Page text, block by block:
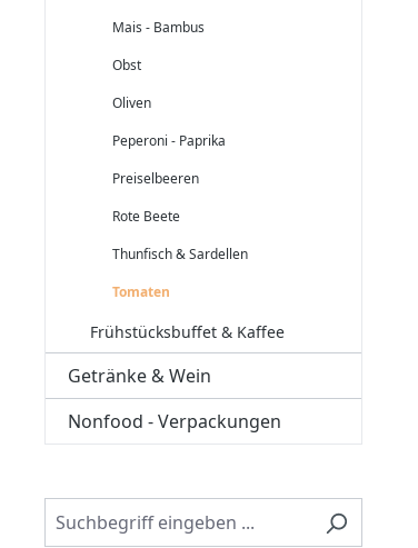
Mais - Bambus
Obst
Oliven
Peperoni - Paprika
Preiselbeeren
Rote Beete
Thunfisch & Sardellen
Tomaten
Frühstücksbuffet & Kaffee
Getränke & Wein
Nonfood - Verpackungen